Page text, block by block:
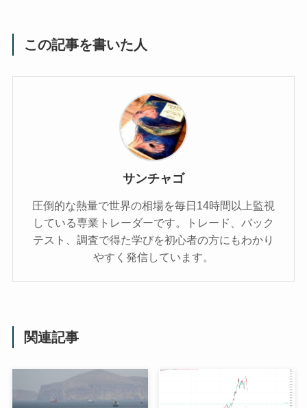
この記事を書いた人
サンチャゴ
圧倒的な熱量で世界の相場を毎日14時間以上監視
している専業トレーダーです。トレード、バック
テスト、調査で得た学びを初心者の方にもわかり
やすく発信しています。
関連記事